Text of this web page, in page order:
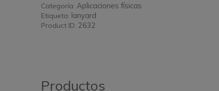
Categoría: Aplicaciones físicas
Etiqueta: lanyard
Product ID: 2632
Productos